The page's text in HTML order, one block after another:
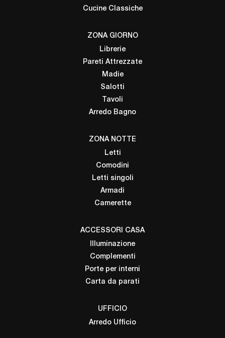
Cucine Classiche
ZONA GIORNO
Librerie
Pareti Attrezzate
Madie
Salotti
Tavoli
Arredo Bagno
ZONA NOTTE
Letti
Comodini
Letti singoli
Armadi
Camerette
ACCESSORI CASA
Illuminazione
Complementi
Porte per interni
Carta da parati
UFFICIO
Arredo Ufficio